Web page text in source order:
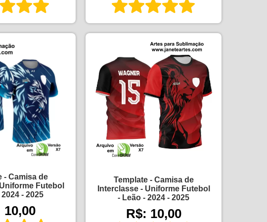
- Camisa de
Futebol
- 2025
10,00
Template - Camisa de
Interclasse - Uniforme Futebol
- Leão - 2024 - 2025
R$: 10,00